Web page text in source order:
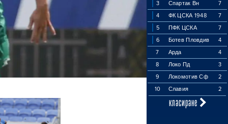
3 Спартак Вн
7
4
ФК ЦСКА 1948
7
5
ПФК ЦСКА
7
6
Ботев Пловдив
4
7
Арда
4
8
Локо Пд
3
9
Локомотив Сф
2
10
Славия 2
класиране